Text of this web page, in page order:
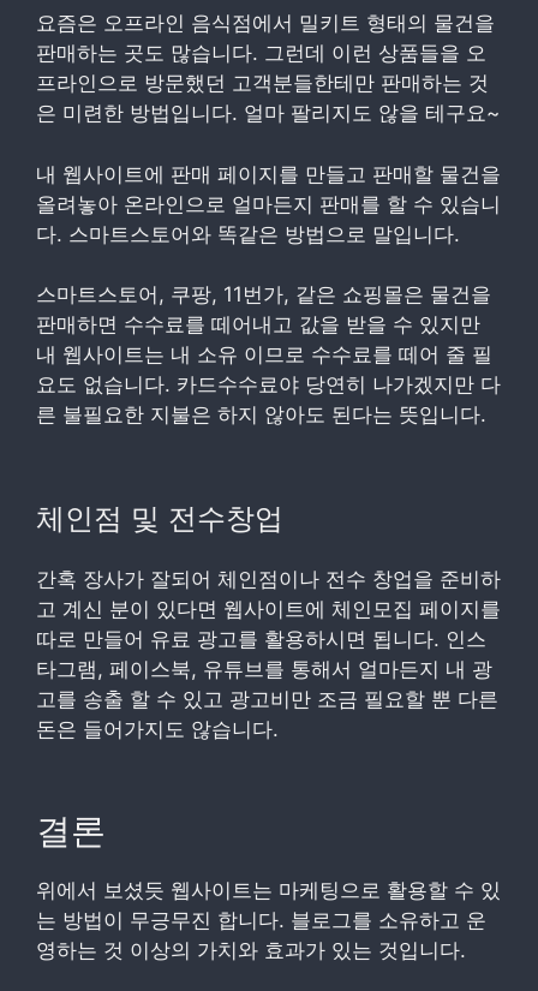
요즘은 오프라인 음식점에서 밀키트 형태의 물건을
판매하는 곳도 많습니다. 그런데 이런 상품들을 오
프라인으로 방문했던 고객분들한테만 판매하는 것
은 미련한 방법입니다. 얼마 팔리지도 않을 테구요~
내 웹사이트에 판매 페이지를 만들고 판매할 물건을
올려놓아 온라인으로 얼마든지 판매를 할 수 있습니
다. 스마트스토어와 똑같은 방법으로 말입니다.
스마트스토어, 쿠팡, 11번가, 같은 쇼핑몰은 물건을
판매하면 수수료를 떼어내고 값을 받을 수 있지만
내 웹사이트는 내 소유 이므로 수수료를 떼어 줄 필
요도 없습니다. 카드수수료야 당연히 나가겠지만 다
른 불필요한 지불은 하지 않아도 된다는 뜻입니다.
체인점 및 전수창업
간혹 장사가 잘되어 체인점이나 전수 창업을 준비하
고 계신 분이 있다면 웹사이트에 체인모집 페이지를
따로 만들어 유료 광고를 활용하시면 됩니다. 인스
타그램, 페이스북, 유튜브를 통해서 얼마든지 내 광
고를 송출 할 수 있고 광고비만 조금 필요할 뿐 다른
돈은 들어가지도 않습니다.
결론
위에서 보셨듯 웹사이트는 마케팅으로 활용할 수 있
는 방법이 무긍무진 합니다. 블로그를 소유하고 운
영하는 것 이상의 가치와 효과가 있는 것입니다.